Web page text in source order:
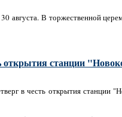
августа. В торжественной
открытия станции
в честь открытия станции